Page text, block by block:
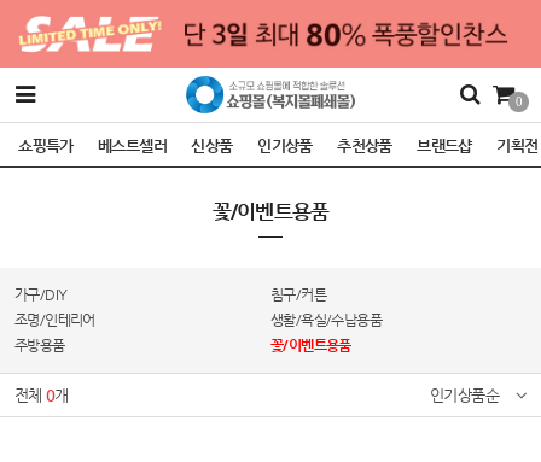
0
쇼핑특가 베스트셀러 신상품 인기상품 추천상품 브랜드샵 기획전
꽃/이벤트용품
가구/DIY
침구/커튼
조명/인테리어
생활/욕실/수납용품
주방용품
꽃/이벤트용품
전체0개 인기상품순